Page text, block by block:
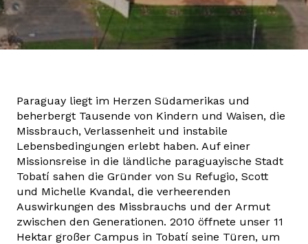
Paraguay liegt im Herzen Südamerikas und
beherbergt Tausende von Kindern und Waisen, die
Missbrauch, Verlassenheit und instabile
Lebensbedingungen erlebt haben. Auf einer
Missionsreise in die ländliche paraguayische Stadt
Tobatí sahen die Gründer von Su Refugio, Scott
und Michelle Kvandal, die verheerenden
Auswirkungen des Missbrauchs und der Armut
zwischen den Generationen. 2010 öffnete unser 11
Hektar großer Campus in Tobatí seine Türen, um